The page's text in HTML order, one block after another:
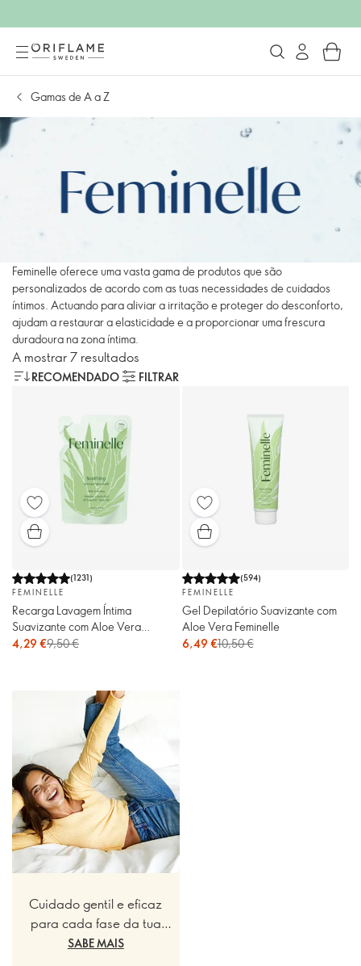
Gamas de A a Z
Feminelle oferece uma vasta gama de produtos que são
personalizados de acordo com as tuas necessidades de cuidados
íntimos. Actuando para aliviar a irritação e proteger do desconforto,
ajudam a restaurar a elasticidade e a proporcionar uma frescura
duradoura na zona íntima.
A mostrar 7 resultados
RECOMENDADO FILTRAR
(1231)
FEMINELLE
Recarga Lavagem Íntima
Suavizante com Aloe Vera
Feminelle
4,29 €9,50 €
(594)
FEMINELLE
Gel Depilatório Suavizante com
Aloe Vera Feminelle
6,49 €10,50 €
Cuidado gentil e eficaz
para cada fase da tua
vida
SABE MAIS